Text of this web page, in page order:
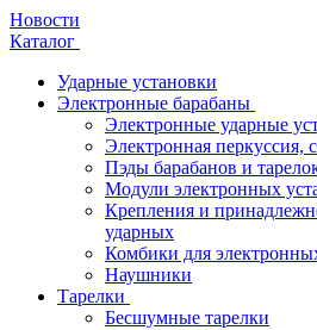
Новости
Каталог
Ударные установки
Электронные барабаны
Электронные ударные
Электронная перкуссия,
Пэды барабанов и
Модули электронных
Крепления и
ударных
Комбики для
Наушники
Тарелки
Бесшумные тарелки